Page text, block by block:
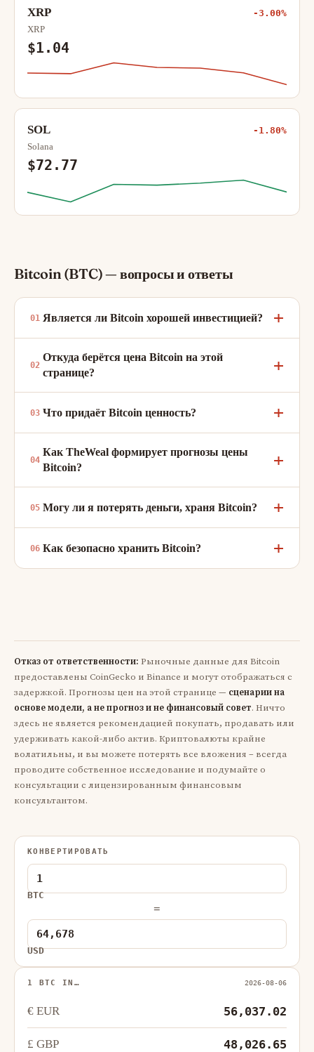
XRP -3.00%
XRP
$1.04
SOL -1.80%
Solana
$72.77
Bitcoin (BTC) — вопросы и ответы
Является ли Bitcoin хорошей инвестицией?
Откуда берётся цена Bitcoin на этой
странице?
Что придаёт Bitcoin ценность?
Как TheWeal формирует прогнозы цены
Bitcoin?
Могу ли я потерять деньги, храня Bitcoin?
Как безопасно хранить Bitcoin?
Отказ от ответственности: Рыночные данные для Bitcoin
предоставлены CoinGecko и Binance и могут отображаться с
задержкой. Прогнозы цен на этой странице — сценарии на
основе модели, а не прогноз и не финансовый совет. Ничто
здесь не является рекомендацией покупать, продавать или
удерживать какой-либо актив. Криптовалюты крайне
волатильны, и вы можете потерять все вложения – всегда
проводите собственное исследование и подумайте о
консультации с лицензированным финансовым
консультантом.
КОНВЕРТИРОВАТЬ
BTC
=
USD
1 BTC IN… 2026-08-06
€ EUR 56,037.02
£ GBP 48,026.65